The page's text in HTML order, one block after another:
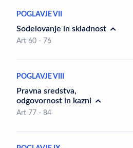
POGLAVJE VII
Sodelovanje in skladnost
Art 60 - 76
POGLAVJE VIII
Pravna sredstva,
odgovornost in kazni
Art 77 - 84